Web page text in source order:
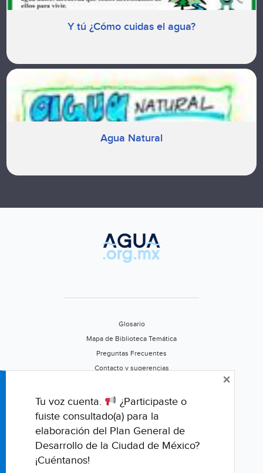
Y tú ¿Cómo cuidas el agua?
Agua Natural
Glosario
Mapa de Biblioteca Temática
Preguntas Frecuentes
Contacto y sugerencias
Califica este portal
Tu voz cuenta.
¿Participaste o
fuiste consultado(a) para la
elaboración del Plan General de
Desarrollo de la Ciudad de México?
¡Cuéntanos!
×